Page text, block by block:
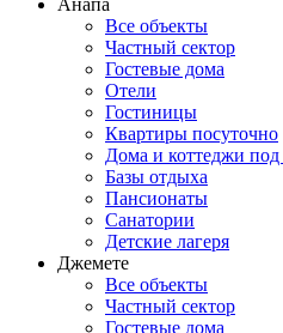
Анапа
Все объекты
Частный сектор
Гостевые дома
Отели
Гостиницы
Квартиры посуточно
Дома и коттеджи
Базы отдыха
Пансионаты
Санатории
Детские лагеря
Джемете
Все объекты
Частный сектор
Гостевые дома